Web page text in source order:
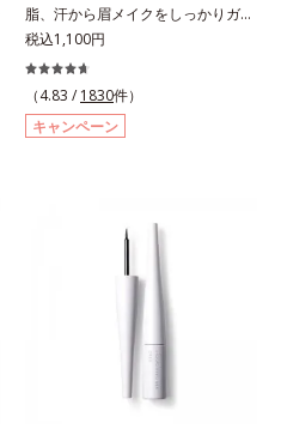
脂、汗から眉メイクをしっかりガー
ド！。メイク時に描いた眉の上から
サッとひと塗りするだけで、描いた
ままの美しい眉を長時間キープしま
す。汗、皮脂、こすれなどから美し
い眉をしっかり守るウォータープル
なので、塗ったことを忘れてしまう
くらい自然な仕上がり。毎日使うも
のだから、肌へのやさしさも考慮
配合しています。
税込1,100円
（4.83 / 1830件）
キャンペーン